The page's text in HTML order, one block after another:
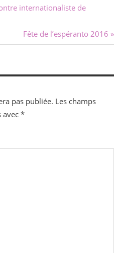
internationaliste de
Next
Post:
Fête de l’espéranto 2016
pas publiée. Les champs
avec *